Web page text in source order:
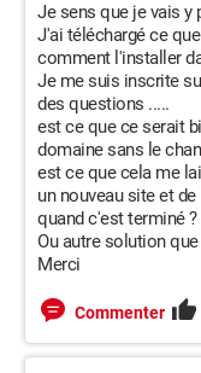
Je sens que je vais y
J'ai téléchargé ce
comment l'installer
Je me suis inscrite
des questions .....
est ce que ce serait
domaine sans le
est ce que cela me
un nouveau site et
quand c'est terminé ?
Ou autre solution
Merci
Commenter